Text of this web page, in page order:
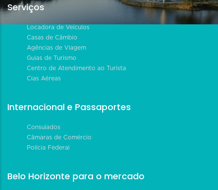
Serviços
Locadora de Veículos
Casas de Câmbio
Agências de Viagem
Guias de Turismo
Centro de Atendimento ao Turista
Cias Aéreas
Internacional e Passaportes
Consulados
Câmaras de Comércio
Polícia Federal
Belo Horizonte para o mercado